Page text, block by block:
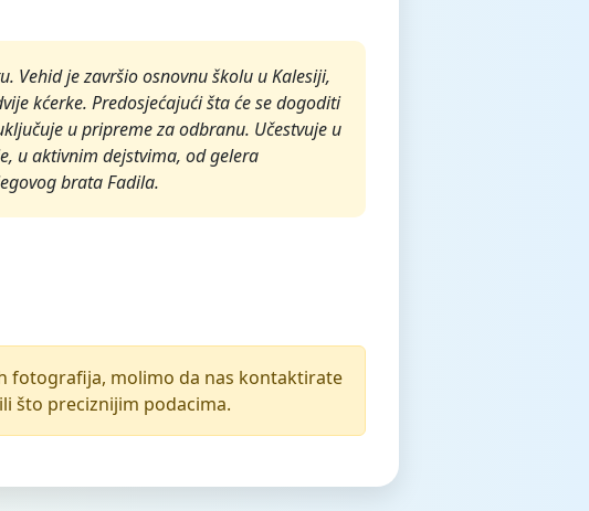
Vehid je završio osnovnu školu u Kalesiji,
kćerke. Predosjećajući šta će se dogoditi
u pripreme za odbranu. Učestvuje u
u aktivnim dejstvima, od gelera
brata Fadila.
fotografija, molimo da nas kontaktirate
što preciznijim podacima.